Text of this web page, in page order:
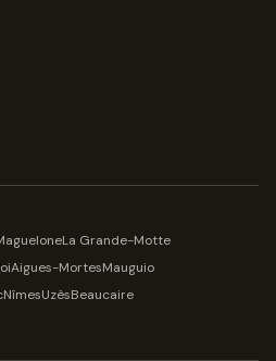
La Grande-Motte
Aigues-MortesMauguio
NîmesUzèsBeaucaire